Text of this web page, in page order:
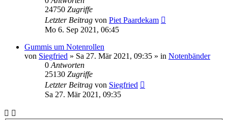
24750 Zugriffe
Letzter Beitrag von Piet Paardekam
Mo 6. Sep 2021, 06:45
Gummis um Notenrollen
von Siegfried » Sa 27. Mär 2021, 09:35 » in Notenbänder
0Antworten
25130 Zugriffe
Letzter Beitrag von Siegfried
Sa 27. Mär 2021, 09:35